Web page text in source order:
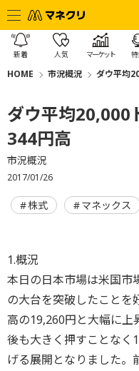
新着 人気 マーケット
HOME 市況概況 ダウ平均
ダウ平均20,000
344円高
市況概況
2017/01/26
株式 マネックス
1.概況
本日の日本市場は米国市
の大台を突破したことを
高の19,260円と大幅に上
後も大きく押すことなく
げる展開となりました。